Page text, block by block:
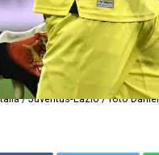
/ Juventus-Lazio / foto